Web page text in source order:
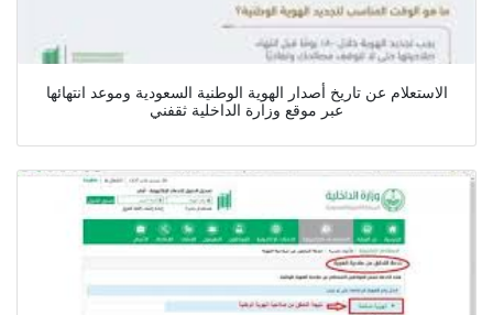
الاستعلام عن تاريخ أصدار الهوية الوطنية السعودية وموعد انتهائها
عبر موقع وزارة الداخلية ثقفني